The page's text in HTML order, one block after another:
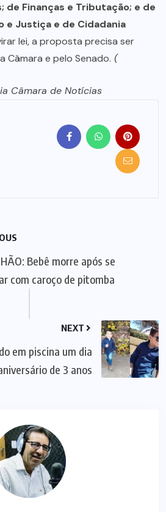
de Finanças e Tributação; e de
e Justiça e de Cidadania
lei, a proposta precisa ser
Câmara e pelo Senado. (
Câmara de Notícias
Bebê morre após se
com caroço de pitomba
NEXT
em piscina um dia
de 3 anos